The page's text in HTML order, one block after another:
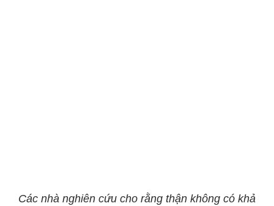
Các nhà nghiên cứu cho rằng thận không có khả